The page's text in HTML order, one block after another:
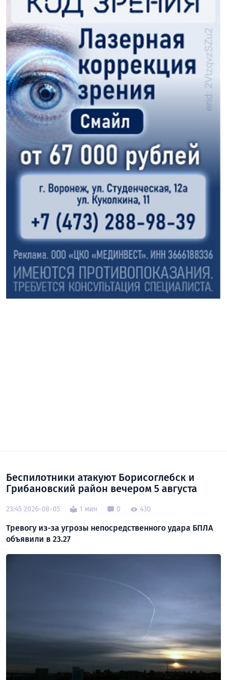
Беспилотники атакуют Борисоглебск и
Грибановский район вечером 5 августа
23:45 2026-08-05 1 мин 0 430
Тревогу из-за угрозы непосредственного удара БПЛА
объявили в 23.27